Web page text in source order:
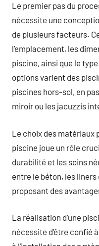
Le premier pas du
nécessite une
de plusieurs facteurs.
l’emplacement, les
piscine, ainsi que le
options varient des
piscines hors-sol, en
miroir ou les jacuzzis
Le choix des matériaux
piscine joue un rôle
durabilité et les soins
entre le béton, les
proposant des
La réalisation d’une
nécessite d’être confié